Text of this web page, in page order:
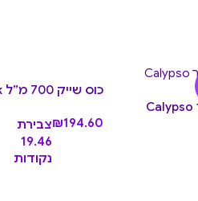
כוס שייק 700 מ״ל Dusk
₪194.60
צבירת
19.46
נקודות